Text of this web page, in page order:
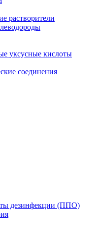
растворители
уксусные кислоты
соединения
дезинфекции (ППО)